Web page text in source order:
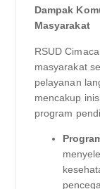
Dampak
Masyarakat
RSUD
masyarakat
pelayanan
mencakup
program